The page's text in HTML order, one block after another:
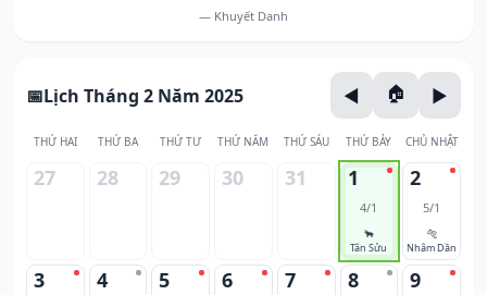
— Khuyết Danh
Lịch Tháng 2 Năm 2025
THỨ HAI THỨ BA THỨ TƯ THỨ NĂM THỨ SÁU THỨ BẢY CHỦ NHẬT
27 28 29 30 31 1
4/1
🐂
Tân Sửu
2
5/1
🐅
Nhâm Dần
3 4 5 6 7 8 9